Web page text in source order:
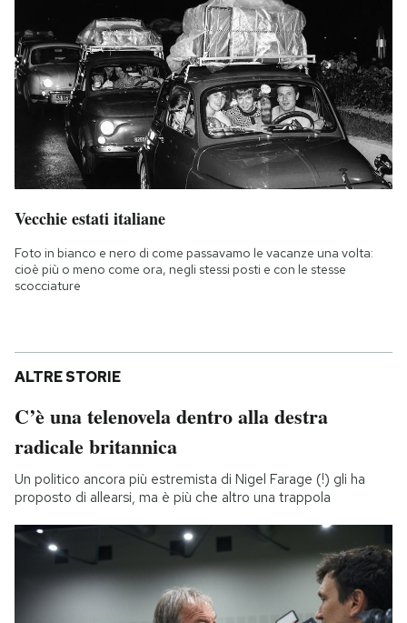
Vecchie estati italiane
Foto in bianco e nero di come passavamo le vacanze una volta:
cioè più o meno come ora, negli stessi posti e con le stesse
scocciature
ALTRE STORIE
C’è una telenovela dentro alla destra
radicale britannica
Un politico ancora più estremista di Nigel Farage (!) gli ha
proposto di allearsi, ma è più che altro una trappola